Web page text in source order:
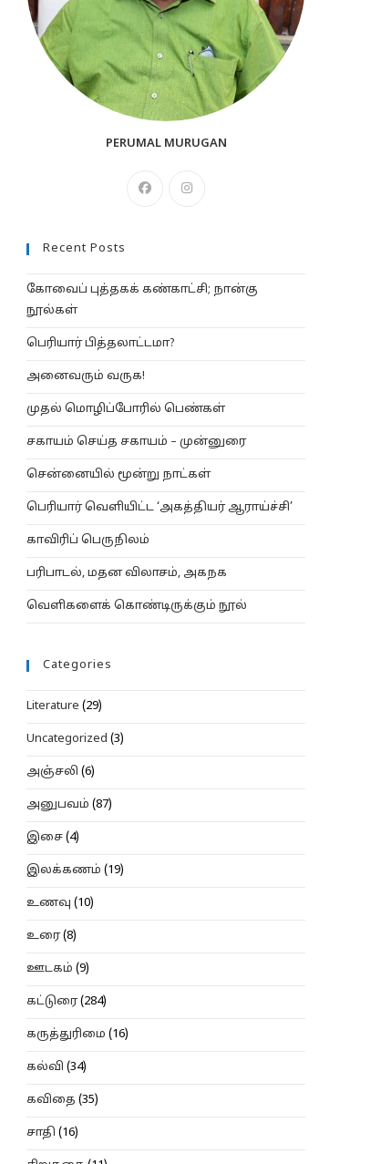
PERUMAL MURUGAN
Opens
Recent Posts
கோவைப் புத்தகக் கண்காட்சி; நான்கு
நூல்கள்
பெரியார் பித்தலாட்டமா?
அனைவரும் வருக!
முதல் மொழிப்போரில் பெண்கள்
சகாயம் செய்த சகாயம் – முன்னுரை
சென்னையில் மூன்று நாட்கள்
பெரியார் வெளியிட்ட ‘அகத்தியர் ஆராய்ச்சி’
காவிரிப் பெருநிலம்
பரிபாடல், மதன விலாசம், அகநக
வெளிகளைக் கொண்டிருக்கும் நூல்
Categories
Literature (29)
Uncategorized (3)
அஞ்சலி (6)
அனுபவம் (87)
இசை(4)
இலக்கணம் (19)
உணவு (10)
உரை(8)
ஊடகம் (9)
கட்டுரை(284)
கருத்துரிமை (16)
கல்வி (34)
கவிதை (35)
சாதி (16)